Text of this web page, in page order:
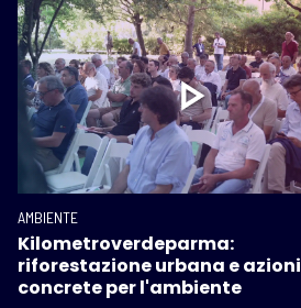
AMBIENTE
Kilometroverdeparma:
riforestazione urbana e azioni
concrete per l'ambiente